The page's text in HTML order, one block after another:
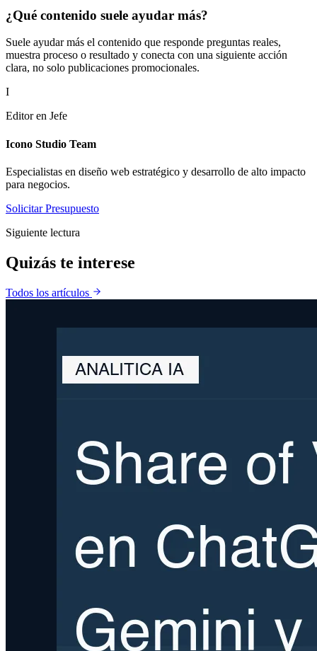
¿Qué contenido suele ayudar más?
Suele ayudar más el contenido que responde preguntas reales,
muestra proceso o resultado y conecta con una siguiente acción
clara, no solo publicaciones promocionales.
I
Editor en Jefe
Icono Studio Team
Especialistas en diseño web estratégico y desarrollo de alto impacto
para negocios.
Solicitar Presupuesto
Siguiente lectura
Quizás te interese
Todos los artículos